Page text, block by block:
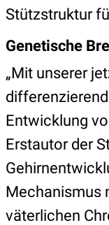
Stützstruktur
Genetische
„Mit unserer
Entwicklung
Erstautor der
Mechanismus
väterlichen